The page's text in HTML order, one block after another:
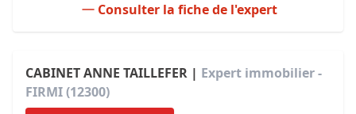
Consulter la fiche de l'expert
CABINET ANNE TAILLEFER | Expert immobilier -
FIRMI (12300)